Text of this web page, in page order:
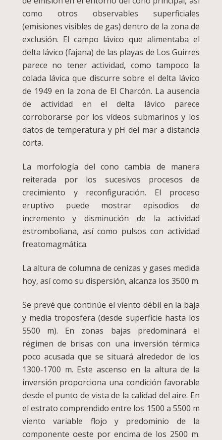
como otros observables superficiales
(emisiones visibles de gas) dentro de la zona de
exclusión. El campo lávico que alimentaba el
delta lávico (fajana) de las playas de Los Guirres
parece no tener actividad, como tampoco la
colada lávica que discurre sobre el delta lávico
de 1949 en la zona de El Charcón. La ausencia
de actividad en el delta lávico parece
corroborarse por los vídeos submarinos y los
datos de temperatura y pH del mar a distancia
corta.
La morfología del cono cambia de manera
reiterada por los sucesivos procesos de
crecimiento y reconfiguración. El proceso
eruptivo puede mostrar episodios de
incremento y disminución de la actividad
estromboliana, así como pulsos con actividad
freatomagmática.
La altura de columna de cenizas y gases medida
hoy, así como su dispersión, alcanza los 3500 m.
Se prevé que continúe el viento débil en la baja
y media troposfera (desde superficie hasta los
5500 m). En zonas bajas predominará el
régimen de brisas con una inversión térmica
poco acusada que se situará alrededor de los
1300-1700 m. Este ascenso en la altura de la
inversión proporciona una condición favorable
desde el punto de vista de la calidad del aire. En
el estrato comprendido entre los 1500 a 5500 m
viento variable flojo y predominio de la
componente oeste por encima de los 2500 m.